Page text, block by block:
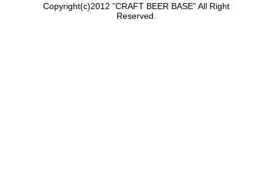
Copyright(c)2012 ”CRAFT BEER BASE” All Right
Reserved.